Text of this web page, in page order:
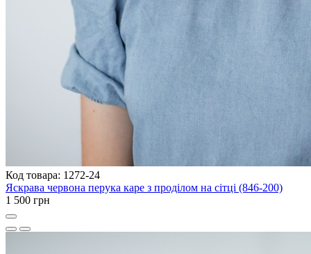
Код товара: 1272-24
Яскрава червона перука каре з проділом на сітці (846-200)
1 500 грн